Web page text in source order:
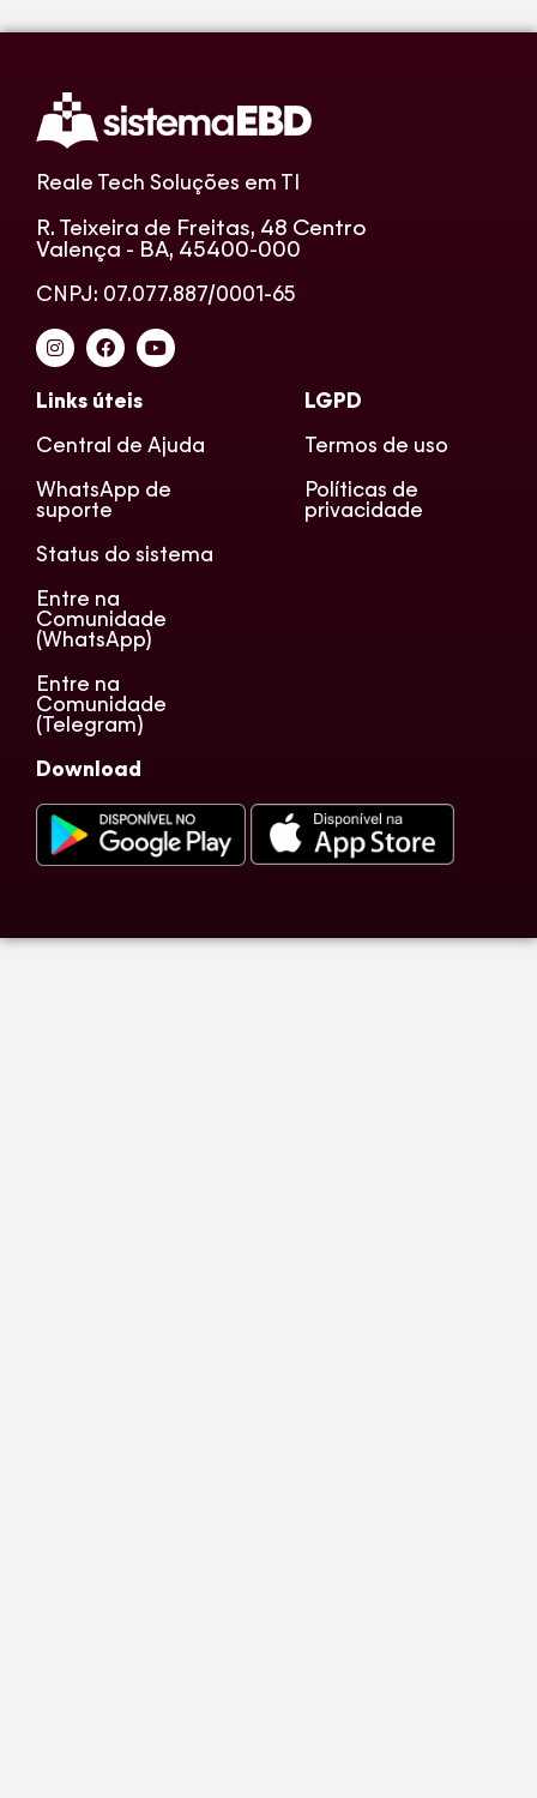
Reale Tech Soluções em TI
R. Teixeira de Freitas, 48 Centro
Valença - BA, 45400-000
CNPJ: 07.077.887/0001-65
Links úteis
Central de Ajuda
WhatsApp de
suporte
Status do sistema
Entre na
Comunidade
(WhatsApp)
Entre na
Comunidade
(Telegram)
LGPD
Termos de uso
Políticas de
privacidade
Download